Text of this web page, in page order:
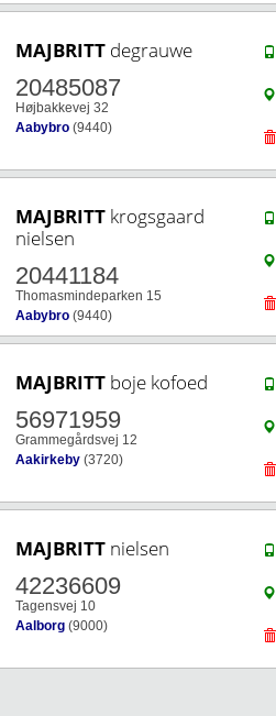
MAJBRITT degrauwe
20485087
Højbakkevej 32
Aabybro (9440)
MAJBRITT krogsgaard
nielsen
20441184
Thomasmindeparken 15
Aabybro (9440)
MAJBRITT boje kofoed
56971959
Grammegårdsvej 12
Aakirkeby (3720)
MAJBRITT nielsen
42236609
Tagensvej 10
Aalborg (9000)